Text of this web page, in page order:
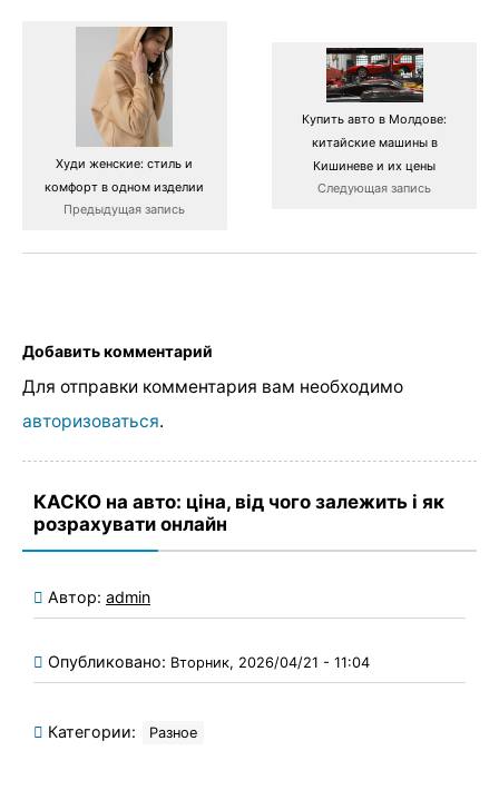
Худи женские: стиль и
комфорт в одном изделии
Предыдущая запись
Купить авто в Молдове:
китайские машины в
Кишиневе и их цены
Следующая запись
Добавить комментарий
Для отправки комментария вам необходимо
авторизоваться.
КАСКО на авто: ціна, від чого залежить і як
розрахувати онлайн
Автор: admin
Опубликовано: Вторник, 2026/04/21 - 11:04
Категории: Разное